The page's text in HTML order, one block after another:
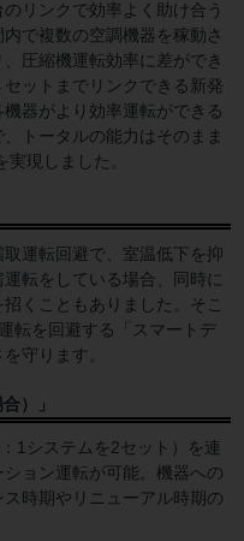
リンクで効率よく助け合う
で複数の空調機器を稼動さ
圧縮機運転効率に差ができ
ットまでリンクできる新発
器がより効率運転ができる
トータルの能力はそのまま
現しました。
運転回避で、室温低下を抑
転をしている場合、同時に
くこともありました。そこ
転を回避する「スマートデ
守ります。
）」
1システムを2セット）を連
ョン運転が可能。機器への
時期やリニューアル時期の